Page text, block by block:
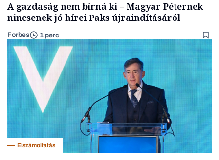
A gazdaság nem bírná ki – Magyar Péternek
nincsenek jó hírei Paks újraindításáról
Forbes 1 perc
Elszámoltatás